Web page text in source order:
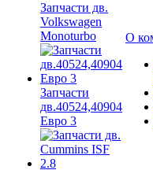
Запчасти дв.
Volkswagen
Monoturbo
Запчасти
дв.40524,40904
Евро 3
О